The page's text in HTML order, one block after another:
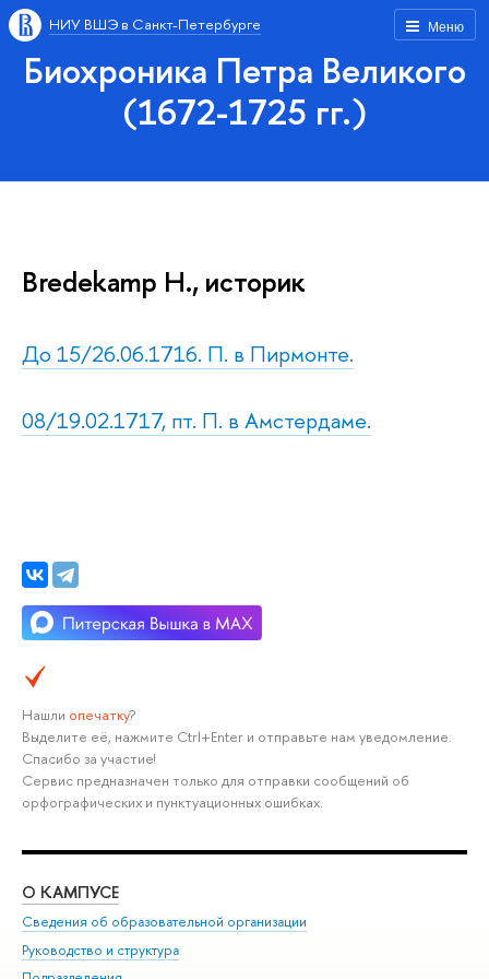
Меню
НИУ ВШЭ в Санкт-Петербурге
Биохроника Петра Великого
(1672-1725 гг.)
Bredekamp H., историк
До 15/26.06.1716. П. в Пирмонте.
08/19.02.1717, пт. П. в Амстердаме.
Нашли опечатку?
Выделите её, нажмите Ctrl+Enter и отправьте нам уведомление.
Спасибо за участие!
Сервис предназначен только для отправки сообщений об
орфографических и пунктуационных ошибках.
О КАМПУСЕ
Сведения об образовательной организации
Руководство и структура